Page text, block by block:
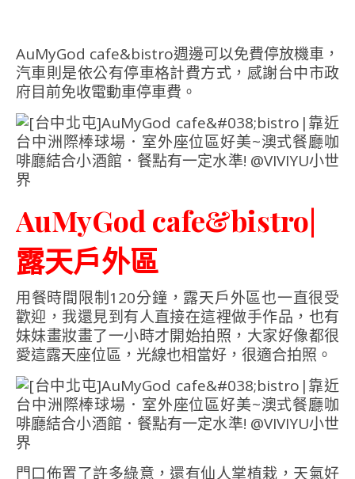
AuMyGod cafe&bistro週邊可以免費停放機車，
汽車則是依公有停車格計費方式，感謝台中市政
府目前免收電動車停車費。
AuMyGod cafe&bistro|
露天戶外區
用餐時間限制120分鐘，露天戶外區也一直很受
歡迎，我還見到有人直接在這裡做手作品，也有
妹妹畫妝畫了一小時才開始拍照，大家好像都很
愛這露天座位區，光線也相當好，很適合拍照。
門口佈置了許多綠意，還有仙人掌植栽，天氣好